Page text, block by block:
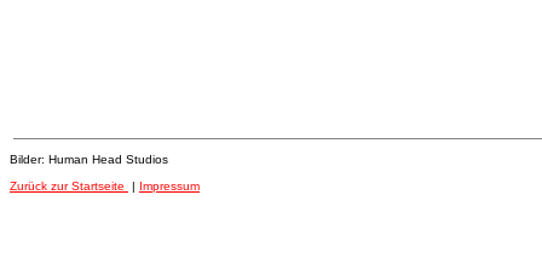
Bilder: Human Head Studios
Zurück zur Startseite
| Impressum